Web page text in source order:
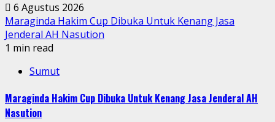
6 Agustus 2026
Maraginda Hakim Cup Dibuka Untuk Kenang Jasa
Jenderal AH Nasution
1 min read
Sumut
Maraginda Hakim Cup Dibuka Untuk Kenang Jasa Jenderal AH
Nasution